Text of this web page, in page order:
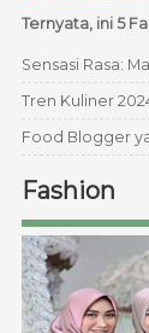
Ternyata, ini 5
Sensasi Rasa:
Tren Kuliner
Food Blogger
Fashion